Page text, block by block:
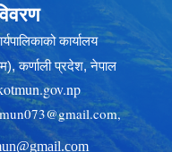
कार्यालय
कर्णाली प्रदेश, नेपाल
,